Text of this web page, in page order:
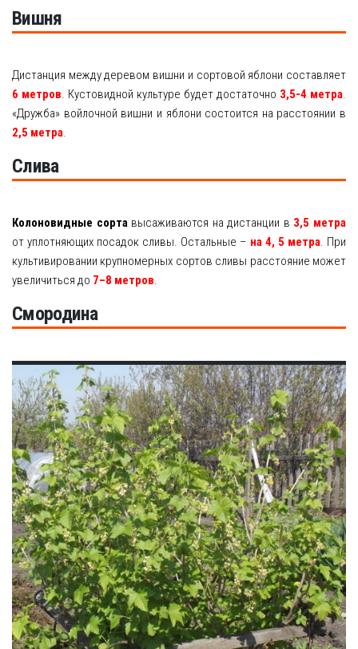
Вишня
Дистанция между деревом вишни и сортовой яблони составляет
6 метров. Кустовидной культуре будет достаточно 3,5-4 метра.
«Дружба» войлочной вишни и яблони состоится на расстоянии в
2,5 метра.
Слива
Колоновидные сортавысаживаются на дистанции в 3,5 метра
от уплотняющих посадок сливы. Остальные – на 4, 5 метра. При
культивировании крупномерных сортов сливы расстояние может
увеличиться до 7–8 метров.
Смородина